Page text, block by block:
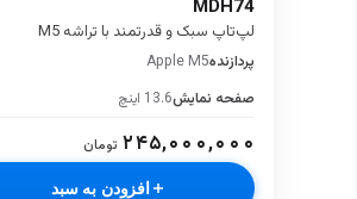
MDH74
لپ‌تاپ سبک و قدرتمند با تراشه M5
پردازندهApple M5
صفحه نمایش13.6 اینچ
۲۴۵,۰۰۰,۰۰۰ تومان
افزودن به سبد